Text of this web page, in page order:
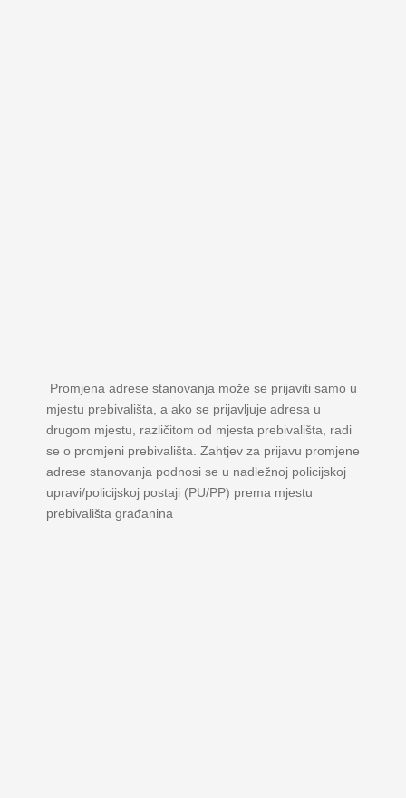
Promjena adrese stanovanja može se prijaviti samo u
mjestu prebivališta, a ako se prijavljuje adresa u
drugom mjestu, različitom od mjesta prebivališta, radi
se o promjeni prebivališta. Zahtjev za prijavu promjene
adrese stanovanja podnosi se u nadležnoj policijskoj
upravi/policijskoj postaji (PU/PP) prema mjestu
prebivališta građanina